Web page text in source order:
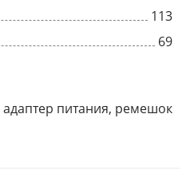
113
69
адаптер питания, ремешок